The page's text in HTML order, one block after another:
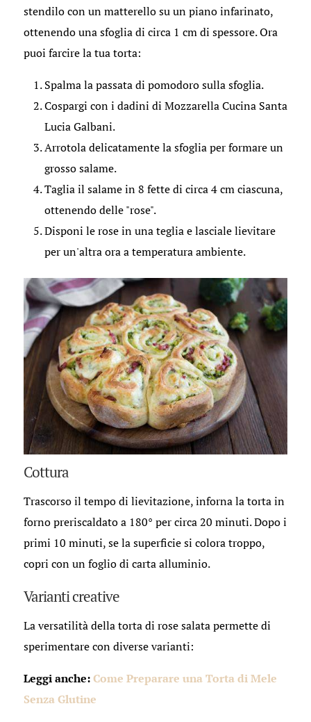
stendilo con un matterello su un piano infarinato,
ottenendo una sfoglia di circa 1 cm di spessore. Ora
puoi farcire la tua torta:
Spalma la passata di pomodoro sulla sfoglia.
Cospargi con i dadini di Mozzarella Cucina Santa
Lucia Galbani.
Arrotola delicatamente la sfoglia per formare un
grosso salame.
Taglia il salame in 8 fette di circa 4 cm ciascuna,
ottenendo delle "rose".
Disponi le rose in una teglia e lasciale lievitare
per un'altra ora a temperatura ambiente.
Cottura
Trascorso il tempo di lievitazione, inforna la torta in
forno preriscaldato a 180° per circa 20 minuti. Dopo i
primi 10 minuti, se la superficie si colora troppo,
copri con un foglio di carta alluminio.
Varianti creative
La versatilità della torta di rose salata permette di
sperimentare con diverse varianti:
Leggi anche:Come Preparare una Torta di Mele
Senza Glutine